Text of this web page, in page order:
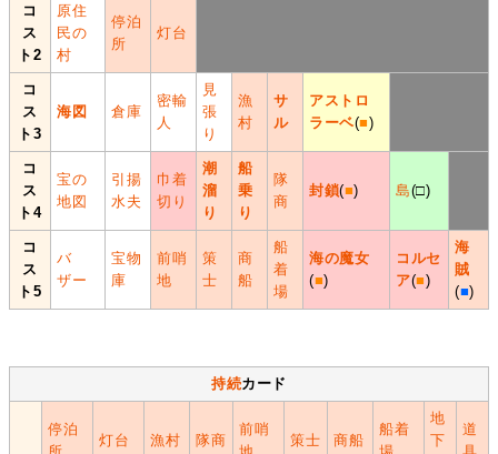
コ
ス
ト2
原住
民の
村
停泊
所
灯台
コ
ス
ト3
海図 倉庫
密輸
人
見
張
り
漁
村
サ
ル
アストロ
ラーベ(■)
コ
ス
ト4
宝の
地図
引揚
水夫
巾着
切り
潮
溜
り
船
乗
り
隊
商
封鎖(■) 島(□)
コ
ス
ト5
バ
ザー
宝物
庫
前哨
地
策
士
商
船
船
着
場
海の魔女
(■)
コルセ
ア(■)
海
賊
(■)
持続カード
停泊
灯台 漁村 隊商
前哨
策士 商船
船着
地
下
道